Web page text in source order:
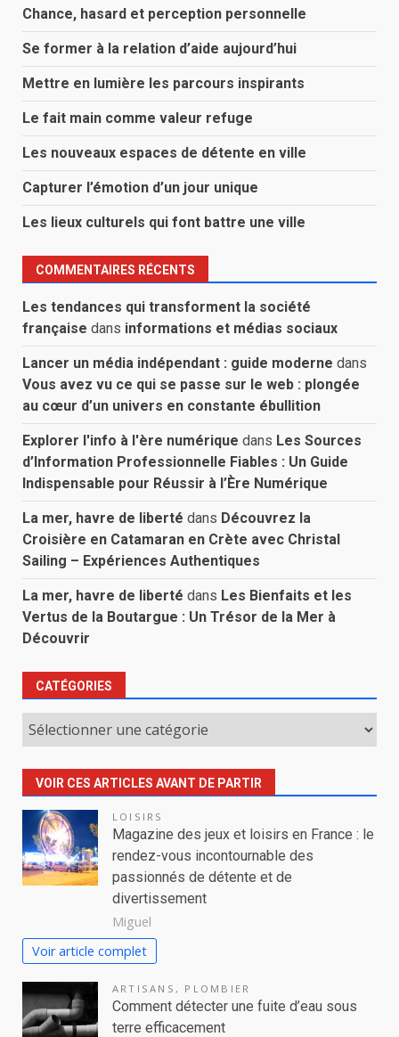
Chance, hasard et perception personnelle
Se former à la relation d’aide aujourd’hui
Mettre en lumière les parcours inspirants
Le fait main comme valeur refuge
Les nouveaux espaces de détente en ville
Capturer l’émotion d’un jour unique
Les lieux culturels qui font battre une ville
COMMENTAIRES RÉCENTS
Les tendances qui transforment la société
française dans informations et médias sociaux
Lancer un média indépendant : guide moderne dans
Vous avez vu ce qui se passe sur le web : plongée
au cœur d’un univers en constante ébullition
Explorer l'info à l'ère numérique dans Les Sources
d’Information Professionnelle Fiables : Un Guide
Indispensable pour Réussir à l’Ère Numérique
La mer, havre de liberté dans Découvrez la
Croisière en Catamaran en Crète avec Christal
Sailing – Expériences Authentiques
La mer, havre de liberté dans Les Bienfaits et les
Vertus de la Boutargue : Un Trésor de la Mer à
Découvrir
CATÉGORIES
Catégories
VOIR CES ARTICLES AVANT DE PARTIR
LOISIRS
Magazine des jeux et loisirs en France : le
rendez-vous incontournable des
passionnés de détente et de
divertissement
Miguel
Voir article complet
ARTISANS , PLOMBIER
Comment détecter une fuite d’eau sous
terre efficacement